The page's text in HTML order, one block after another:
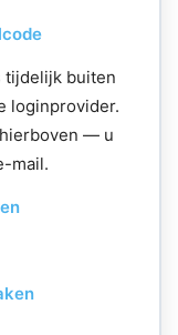
tijdelijk buiten
loginprovider.
— u
mail.